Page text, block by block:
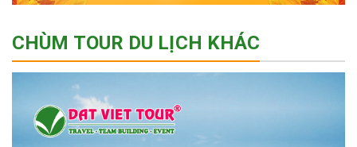
CHÙM TOUR DU LỊCH KHÁC